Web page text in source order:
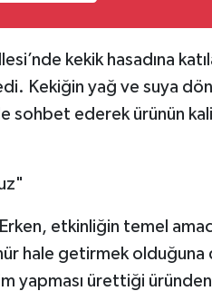
kekik hasadına
Kekiğin yağ ve suya
sohbet ederek ürünün
etkinliğin temel
hale getirmek
yapması ürettiği üründen